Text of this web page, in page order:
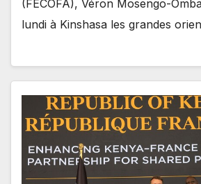
(FECOFA), Véron Mosengo-
lundi à Kinshasa les grandes